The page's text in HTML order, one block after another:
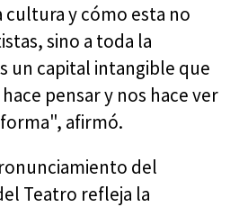
cultura y cómo esta no
sino a toda la
un capital intangible que
pensar y nos hace ver
afirmó.
del
Teatro refleja la